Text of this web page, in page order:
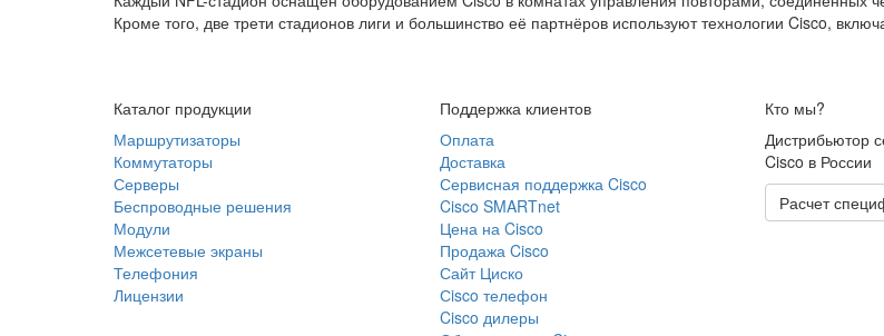
Кроме того, две трети стадионов лиги и большинство её партнёров используют технологии Cisco,
Каталог продукции
Маршрутизаторы
Коммутаторы
Серверы
Беспроводные решения
Модули
Межсетевые экраны
Телефония
Лицензии
Поддержка клиентов
Оплата
Доставка
Сервисная поддержка Cisco
Cisco SMARTnet
Цена на Cisco
Продажа Cisco
Сайт Циско
Сisco телефон
Cisco дилеры
Кто мы?
Дистрибьютор
Cisco в России
Расчет